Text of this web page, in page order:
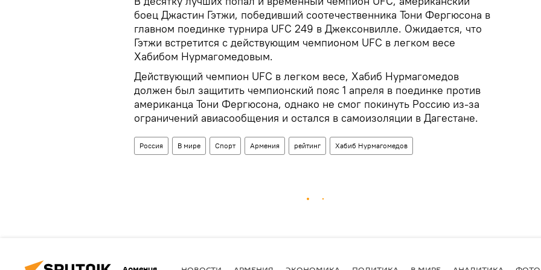
боец Джастин Гэтжи, победивший соотечественника Тони Фергюсона в
главном поединке турнира UFC 249 в Джексонвилле. Ожидается, что
Гэтжи встретится с действующим чемпионом UFC в легком весе
Хабибом Нурмагомедовым.
Действующий чемпион UFC в легком весе, Хабиб Нурмагомедов
должен был защитить чемпионский пояс 1 апреля в поединке против
американца Тони Фергюсона, однако не смог покинуть Россию из-за
ограничений авиасообщения и остался в самоизоляции в Дагестане.
Россия В мире Спорт Армения рейтинг Хабиб Нурмагомедов